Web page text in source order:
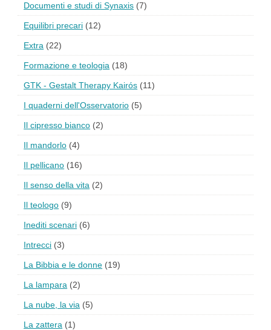
Documenti e studi di Synaxis (7)
Equilibri precari (12)
Extra (22)
Formazione e teologia (18)
GTK - Gestalt Therapy Kairós (11)
I quaderni dell'Osservatorio (5)
Il cipresso bianco (2)
Il mandorlo (4)
Il pellicano (16)
Il senso della vita (2)
Il teologo (9)
Inediti scenari (6)
Intrecci (3)
La Bibbia e le donne (19)
La lampara (2)
La nube, la via (5)
La zattera (1)